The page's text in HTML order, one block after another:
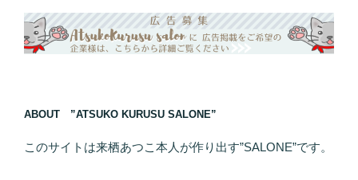
ABOUT ”ATSUKO KURUSU SALONE”
このサイトは来栖あつこ本人が作り出す”SALONE”です。